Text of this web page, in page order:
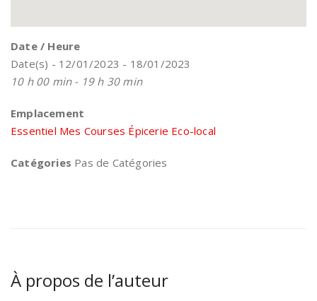
Date / Heure
Date(s) - 12/01/2023 - 18/01/2023
10 h 00 min - 19 h 30 min
Emplacement
Essentiel Mes Courses Épicerie Eco-local
Catégories Pas de Catégories
À propos de l’auteur